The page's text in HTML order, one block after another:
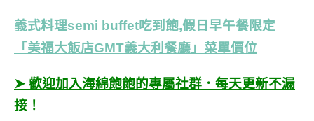
義式料理semi buffet吃到飽,假日早午餐限定
「美福大飯店GMT義大利餐廳」菜單價位
➤ 歡迎加入海綿飽飽的專屬社群．每天更新不漏
接！